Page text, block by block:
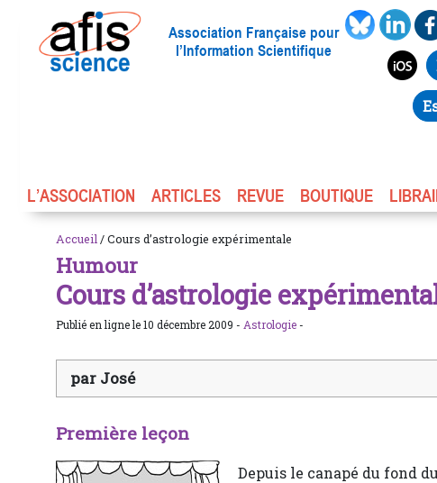
Association Française pour
l’Information Scientifique
L’ASSOCIATION ARTICLES REVUE BOUTIQUE
Accueil / Cours d’astrologie expérimentale
Humour
Cours d’astrologie
Publié en ligne le 10 décembre 2009 - Astrologie -
par José
Première leçon
Depuis le canapé du fond